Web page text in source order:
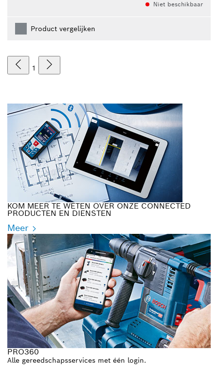
Niet beschikbaar
Product vergelijken
1
KOM MEER TE WETEN OVER ONZE CONNECTED
PRODUCTEN EN DIENSTEN
Meer
PRO360
Alle gereedschapsservices met één login.